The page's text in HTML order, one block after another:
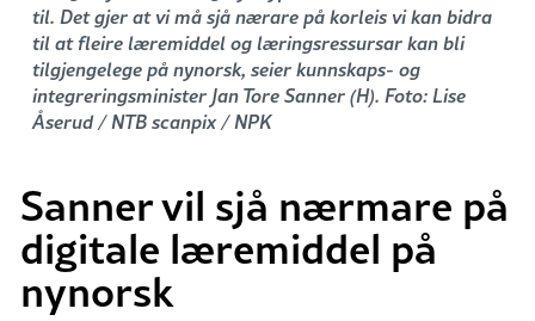
til. Det gjer at vi må sjå nærare på korleis vi kan bidra
til at fleire læremiddel og læringsressursar kan bli
tilgjengelege på nynorsk, seier kunnskaps- og
integreringsminister Jan Tore Sanner (H). Foto: Lise
Åserud / NTB scanpix / NPK
Sanner vil sjå nærmare på
digitale læremiddel på
nynorsk